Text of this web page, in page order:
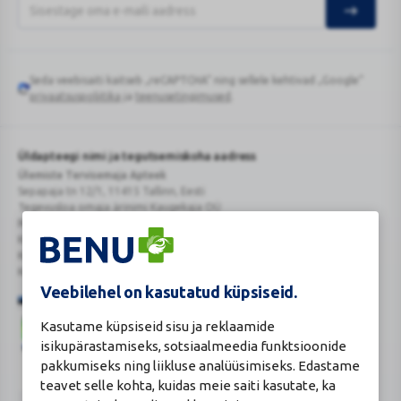
Veebilehel on kasutatud küpsiseid.
Kasutame küpsiseid sisu ja reklaamide
isikupärastamiseks, sotsiaalmeedia funktsioonide
pakkumiseks ning liikluse analüüsimiseks. Edastame
teavet selle kohta, kuidas meie saiti kasutate, ka
Google
Seda veebisaiti kaitseb „reCAPTCHA“ ning sellele kehtivad „Google“
privaatsuspoliitika
ja teenusetingimused
Üldapteegi nimi ja tegutsemiskoha aadress
Ülemiste Tervisemaja Apteek
Sepapaja tn 12/1, 11415 Tallinn, Eesti
Tegevusloa omaja ärinimi Kaugekaja OÜ
KMKR: EE102231405
Kehtiva tegevsloa nr 807
Veterinaarravimi